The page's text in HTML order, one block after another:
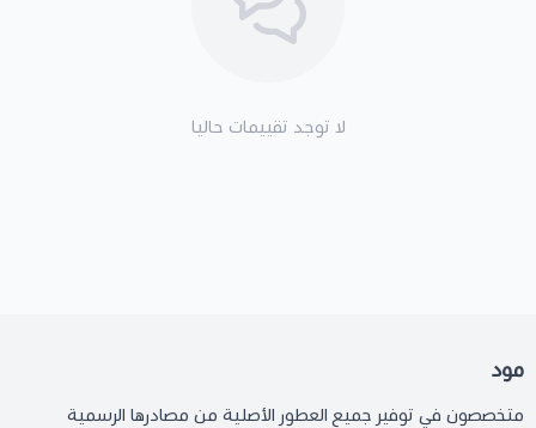
لا توجد تقييمات حاليا
مود
متخصصون في توفير جميع العطور الأصلية من مصادرها الرسمية